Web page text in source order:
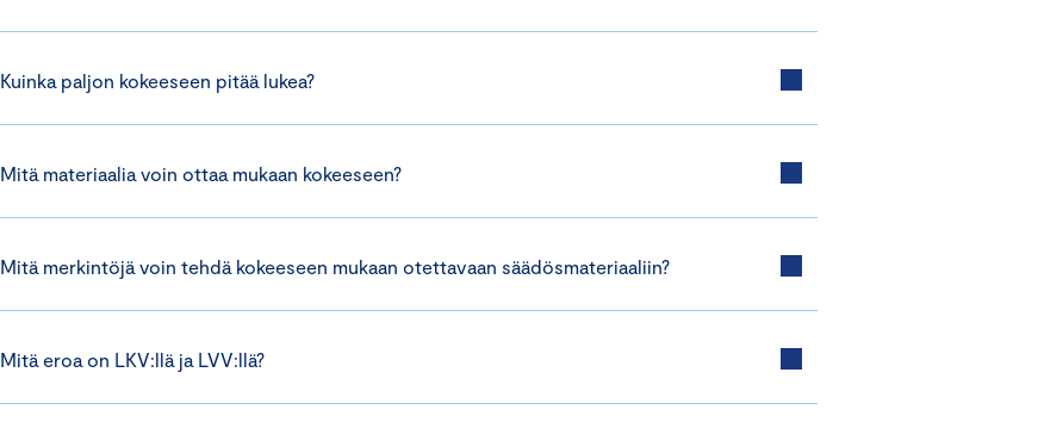
Kuinka paljon kokeeseen pitää lukea?
Mitä materiaalia voin ottaa mukaan kokeeseen?
Mitä merkintöjä voin tehdä kokeeseen mukaan otettavaan säädösmateriaaliin?
Mitä eroa on LKV:llä ja LVV:llä?